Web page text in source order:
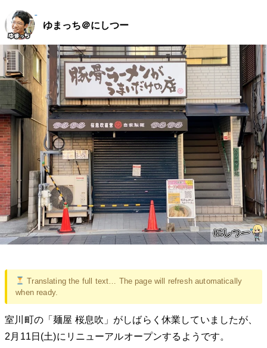
ゆまっち＠にしつー
Translating the full text… The page will refresh automatically
when ready.
室川町の「麺屋 桜息吹」がしばらく休業していましたが、
2月11日(土)にリニューアルオープンするようです。